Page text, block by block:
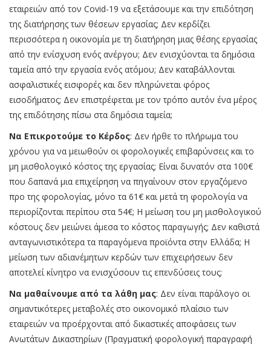
εταιρειών από τον Covid-19 να εξετάσουμε και την επιδότηση
της διατήρησης των θέσεων εργασίας; Δεν κερδίζει
περισσότερα η οικονομία με τη διατήρηση μιας θέσης εργασίας
από την ενίσχυση ενός ανέργου; Δεν ενισχύονται τα δημόσια
ταμεία από την εργασία ενός ατόμου; Δεν καταβάλλονται
ασφαλιστικές εισφορές και δεν πληρώνεται φόρος
εισοδήματος; Δεν επιστρέφεται με τον τρόπο αυτόν ένα μέρος
της επιδότησης πίσω στα δημόσια ταμεία;
Να Επικροτούμε το Κέρδος: Δεν ήρθε το πλήρωμα του
χρόνου για να μειωθούν οι φορολογικές επιβαρύνσεις και το
μη μισθολογικό κόστος της εργασίας; Είναι δυνατόν στα 100€
που δαπανά μια επιχείρηση να πηγαίνουν στον εργαζόμενο
προ της φορολογίας, μόνο τα 61€ και μετά τη φορολογία να
περιορίζονται περίπου στα 54€; Η μείωση του μη μισθολογικού
κόστους δεν μειώνει άμεσα το κόστος παραγωγής; Δεν καθιστά
ανταγωνιστικότερα τα παραγόμενα προϊόντα στην Ελλάδα; Η
μείωση των αδιανέμητων κερδών των επιχειρήσεων δεν
αποτελεί κίνητρο να ενισχύσουν τις επενδύσεις τους;
Να μαθαίνουμε από τα λάθη μας: Δεν είναι παράλογο οι
σημαντικότερες μεταβολές στο οικονομικό πλαίσιο των
εταιρειών να προέρχονται από δικαστικές αποφάσεις των
Ανωτάτων Δικαστηρίων (Πραγματική φορολογική παραγραφή